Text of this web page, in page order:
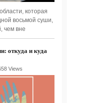
которая
восьмой суши,
чем вне
откуда и куда
Views